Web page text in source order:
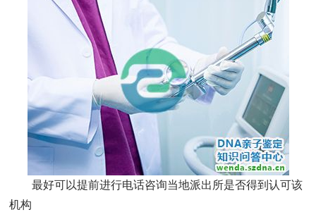
最好可以提前进行电话咨询当地派出所是否得到认可该
机构